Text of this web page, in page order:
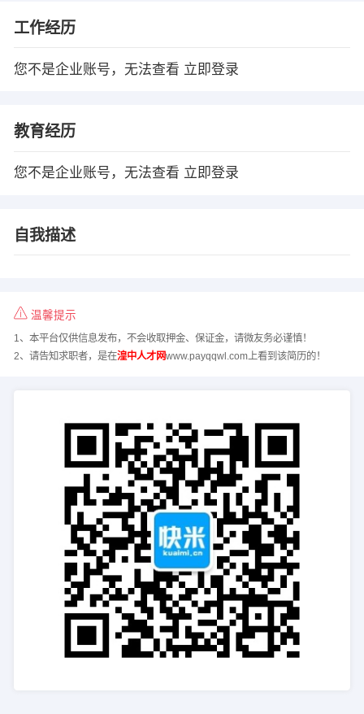
工作经历
您不是企业账号，无法查看 立即登录
教育经历
您不是企业账号，无法查看 立即登录
自我描述
温馨提示
1、本平台仅供信息发布，不会收取押金、保证金，请微友务必谨慎！
2、请告知求职者，是在湟中人才网www.payqqwl.com上看到该简历的！